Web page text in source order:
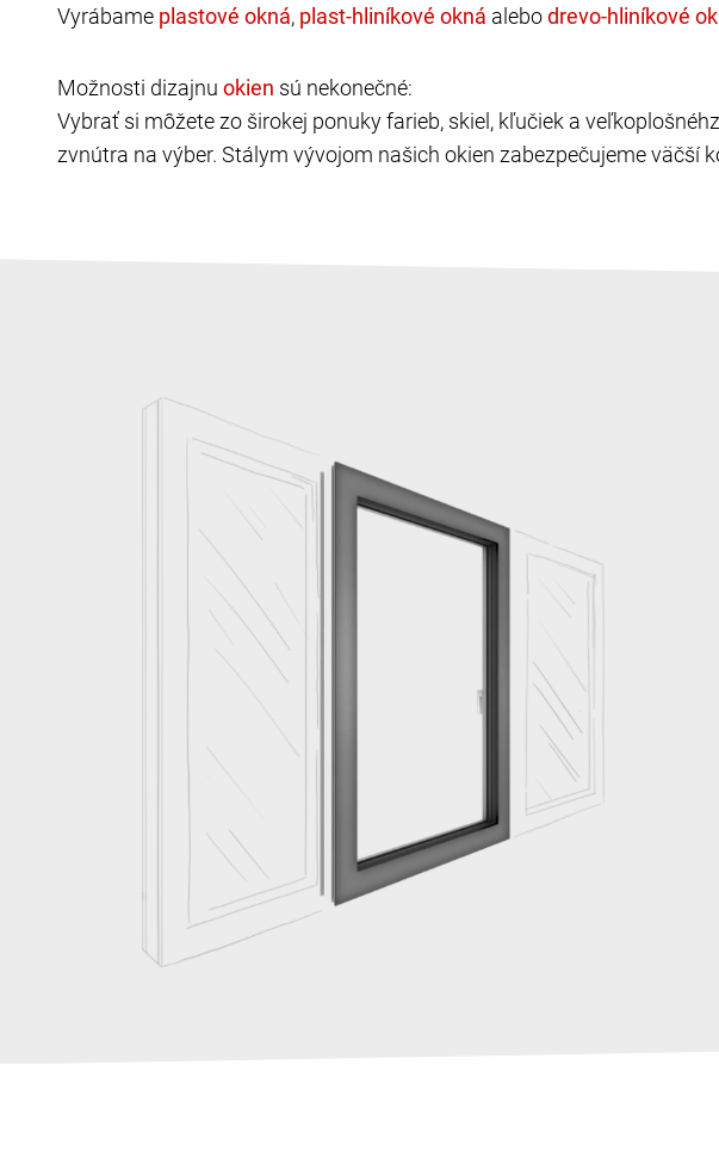
Vyrábame , alebo
Možnosti dizajnu
sú nekonečné:
Vybrať si môžete zo širokej ponuky farieb, skiel, kľučiek a
zvnútra na výber. Stálym vývojom našich okien zabezpečujeme väčší